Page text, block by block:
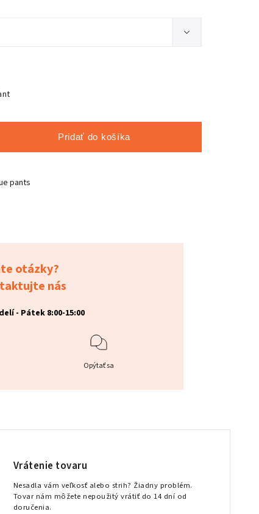
Pridať do košíka
pants
otázky?
nás
- Pátek 8:00-15:00
Opýtať sa
Vrátenie tovaru
Nesadla vám veľkosť alebo strih? Žiadny problém.
Tovar nám môžete nepoužitý vrátiť do 14 dní od
doručenia.